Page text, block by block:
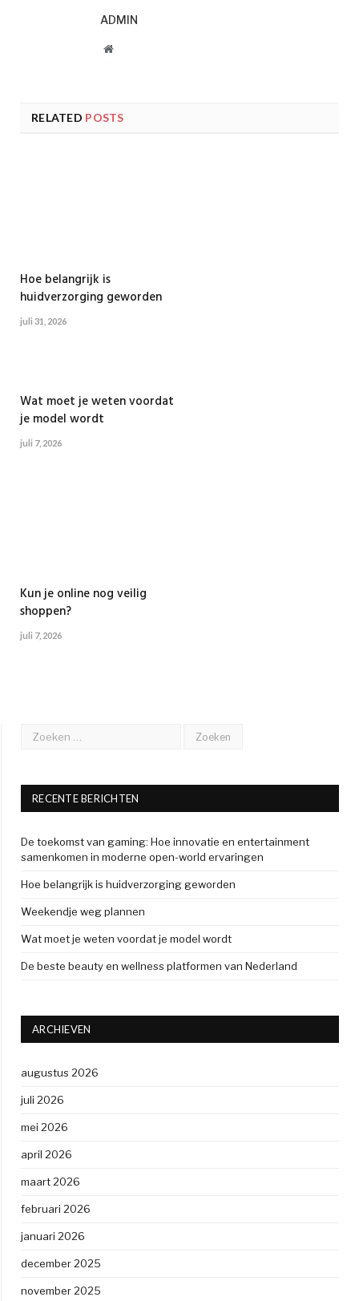
ADMIN
Website
RELATED POSTS
Hoe belangrijk is
huidverzorging geworden
juli 31, 2026
Wat moet je weten voordat
je model wordt
juli 7, 2026
Kun je online nog veilig
shoppen?
juli 7, 2026
RECENTE BERICHTEN
De toekomst van gaming: Hoe innovatie en entertainment
samenkomen in moderne open-world ervaringen
Hoe belangrijk is huidverzorging geworden
Weekendje weg plannen
Wat moet je weten voordat je model wordt
De beste beauty en wellness platformen van Nederland
ARCHIEVEN
augustus 2026
juli 2026
mei 2026
april 2026
maart 2026
februari 2026
januari 2026
december 2025
november 2025